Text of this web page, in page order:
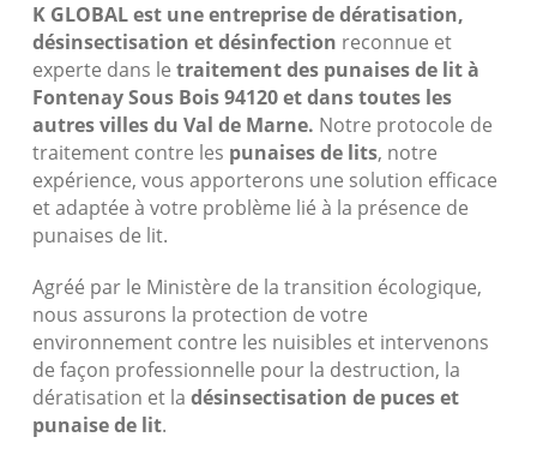
K GLOBAL est une entreprise de dératisation,
désinsectisation et désinfection reconnue et
experte dans le traitement des punaises de lit à
Fontenay Sous Bois 94120et dans toutes les
autres villes du Val de Marne. Notre protocole de
traitement contre les punaises de lits, notre
expérience, vous apporterons une solution efficace
et adaptée à votre problème lié à la présence de
punaises de lit.
Agréé par le Ministère de la transition écologique,
nous assurons la protection de votre
environnement contre les nuisibles et intervenons
de façon professionnelle pour la destruction, la
dératisation et la désinsectisation de puces et
punaise de lit.